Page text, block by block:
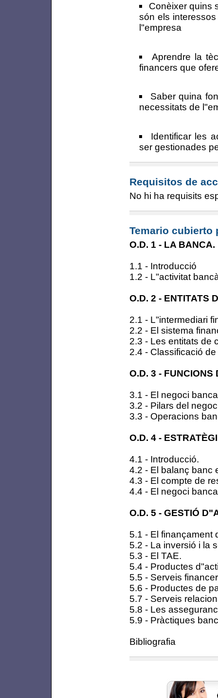
Conèixer quins
són els
l"empresa
Aprendre la
financers que
Saber quina
necessitats de
Identificar les
ser gestionades
Requisitos de
No hi ha requisits
Temario cubierto
O.D. 1 - LA BANCA.
1.1 - Introducció
1.2 - L"activitat
O.D. 2 - ENTITATS
2.1 - L"intermediari
2.2 - El sistema
2.3 - Les entitats de
2.4 - Classificació
O.D. 3 - FUNCIONS
3.1 - El negoci
3.2 - Pilars del
3.3 - Operacions
O.D. 4 -
4.1 - Introducció.
4.2 - El balanç banc
4.3 - El compte de
4.4 - El negoci
O.D. 5 - GESTIÓ
5.1 - El finançament
5.2 - La inversió i la
5.3 - El TAE.
5.4 - Productes
5.5 - Serveis
5.6 - Productes de
5.7 - Serveis
5.8 - Les
5.9 - Pràctiques
Bibliografia